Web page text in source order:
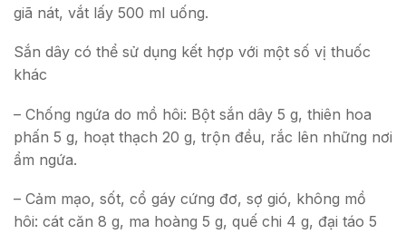
giã nát, vắt lấy 500 ml uống.
Sắn dây có thể sử dụng kết hợp với một số vị thuốc
khác
– Chống ngứa do mồ hôi: Bột sắn dây 5 g, thiên hoa
phấn 5 g, hoạt thạch 20 g, trộn đều, rắc lên những nơi
ẩm ngứa.
– Cảm mạo, sốt, cổ gáy cứng đơ, sợ gió, không mồ
hôi: cát căn 8 g, ma hoàng 5 g, quế chi 4 g, đại táo 5